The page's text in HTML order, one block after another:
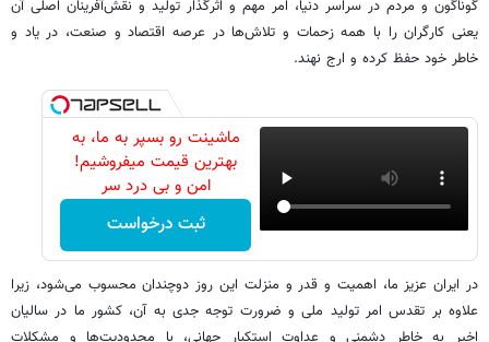
گوناگون و مردم در سراسر دنیا، امر مهم و اثرگذار تولید و نقش‌آفرینان اصلی آن
یعنی کارگران را با همه زحمات و تلاش‌ها در عرصه اقتصاد و صنعت، در یاد و
خاطر خود حفظ کرده و ارج نهند.
ماشینت رو بسپر به ما، به
بهترین قیمت میفروشیم!
امن و بی درد سر
ثبت درخواست
در ایران عزیز ما، اهمیت و قدر و منزلت این روز دوچندان محسوب می‌شود، زیرا
علاوه بر تقدس امر تولید ملی و ضرورت توجه جدی به آن، کشور ما در سالیان
اخیر به خاطر دشمنی و عداوت استکبار جهانی، با محدودیت‌ها و مشکلات